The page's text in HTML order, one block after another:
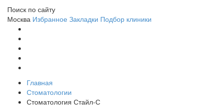
Поиск по сайту
Москва Избранное Закладки Подбор клиники
Главная
Стоматологии
Стоматология Стайл-С